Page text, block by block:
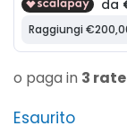
o paga in 3 rate
Esaurito